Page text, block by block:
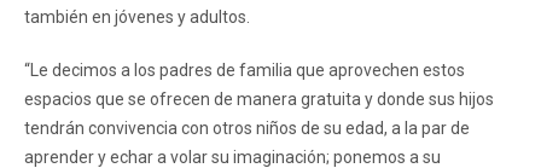
también en jóvenes y adultos.
“Le decimos a los padres de familia que aprovechen estos
espacios que se ofrecen de manera gratuita y donde sus hijos
tendrán convivencia con otros niños de su edad, a la par de
aprender y echar a volar su imaginación; ponemos a su